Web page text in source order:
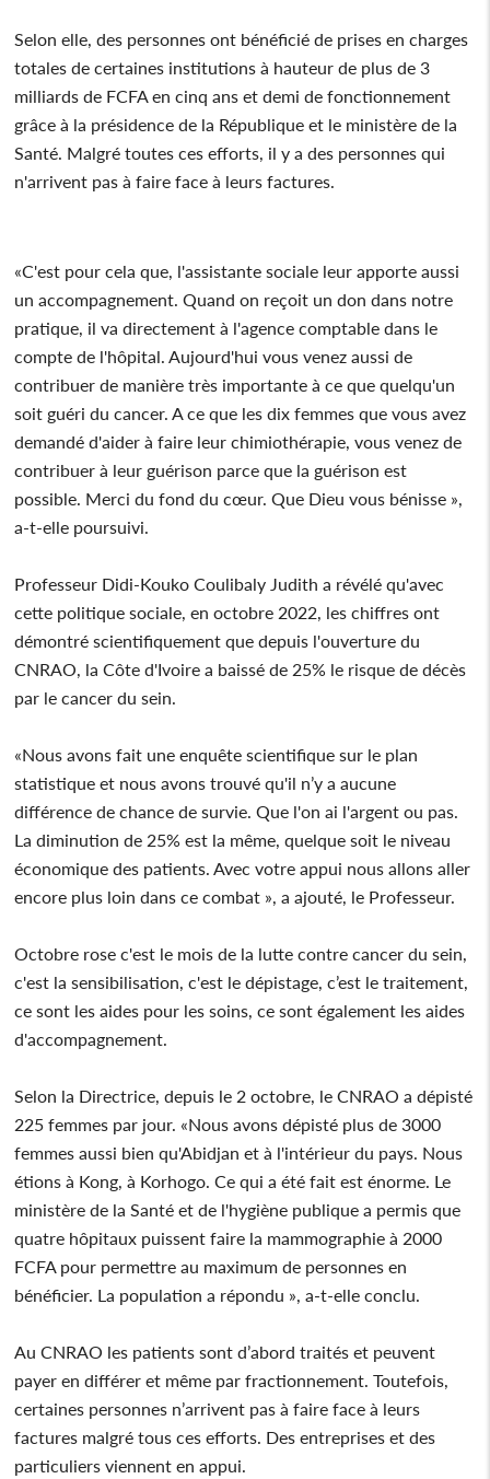
Selon elle, des personnes ont bénéficié de prises en charges
totales de certaines institutions à hauteur de plus de 3
milliards de FCFA en cinq ans et demi de fonctionnement
grâce à la présidence de la République et le ministère de la
Santé. Malgré toutes ces efforts, il y a des personnes qui
n'arrivent pas à faire face à leurs factures.
«C'est pour cela que, l'assistante sociale leur apporte aussi
un accompagnement. Quand on reçoit un don dans notre
pratique, il va directement à l'agence comptable dans le
compte de l'hôpital. Aujourd'hui vous venez aussi de
contribuer de manière très importante à ce que quelqu'un
soit guéri du cancer. A ce que les dix femmes que vous avez
demandé d'aider à faire leur chimiothérapie, vous venez de
contribuer à leur guérison parce que la guérison est
possible. Merci du fond du cœur. Que Dieu vous bénisse »,
a-t-elle poursuivi.
Professeur Didi-Kouko Coulibaly Judith a révélé qu'avec
cette politique sociale, en octobre 2022, les chiffres ont
démontré scientifiquement que depuis l'ouverture du
CNRAO, la Côte d'Ivoire a baissé de 25% le risque de décès
par le cancer du sein.
«Nous avons fait une enquête scientifique sur le plan
statistique et nous avons trouvé qu'il n’y a aucune
différence de chance de survie. Que l'on ai l'argent ou pas.
La diminution de 25% est la même, quelque soit le niveau
économique des patients. Avec votre appui nous allons aller
encore plus loin dans ce combat », a ajouté, le Professeur.
Octobre rose c'est le mois de la lutte contre cancer du sein,
c'est la sensibilisation, c'est le dépistage, c’est le traitement,
ce sont les aides pour les soins, ce sont également les aides
d'accompagnement.
Selon la Directrice, depuis le 2 octobre, le CNRAO a dépisté
225 femmes par jour. «Nous avons dépisté plus de 3000
femmes aussi bien qu'Abidjan et à l'intérieur du pays. Nous
étions à Kong, à Korhogo. Ce qui a été fait est énorme. Le
ministère de la Santé et de l'hygiène publique a permis que
quatre hôpitaux puissent faire la mammographie à 2000
FCFA pour permettre au maximum de personnes en
bénéficier. La population a répondu », a-t-elle conclu.
Au CNRAO les patients sont d’abord traités et peuvent
payer en différer et même par fractionnement. Toutefois,
certaines personnes n’arrivent pas à faire face à leurs
factures malgré tous ces efforts. Des entreprises et des
particuliers viennent en appui.